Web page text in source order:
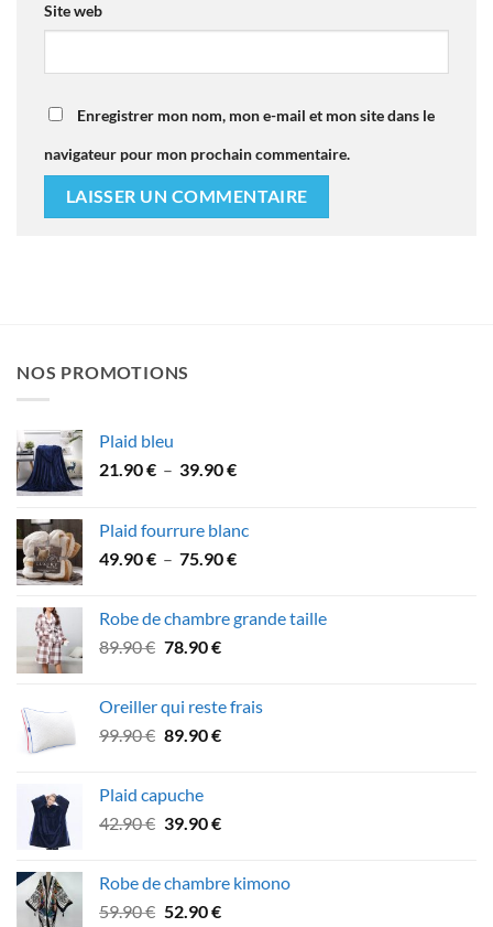
Site web
Enregistrer mon nom, mon e-mail et mon site dans le
navigateur pour mon prochain commentaire.
NOS PROMOTIONS
Plaid bleu
21.90€ – 39.90€Plage
21.90 €
à
Plaid fourrure blanc
49.90€ – 75.90€Plage
49.90 €
Robe de chambre grande taille
89.90€ Le
était :
89.90 €.
78.90€Le
est :
78.90 €.
Oreiller qui reste frais
99.90€ Le
était :
99.90 €.
89.90€Le
89.90 €.
Plaid capuche
42.90€ Le
était :
42.90 €.
39.90€Le
est :
39.90 €.
Robe de chambre kimono
59.90€ Le
52.90€Le